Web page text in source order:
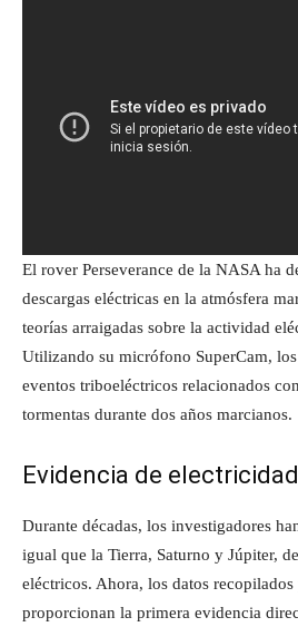
El rover Perseverance de la NASA ha
descargas eléctricas en la atmósfera
teorías arraigadas sobre la actividad
Utilizando su micrófono SuperCam,
eventos triboeléctricos relacionados
tormentas durante dos años marcianos.
Evidencia de
Durante décadas, los investigadores
igual que la Tierra, Saturno y Júpiter,
eléctricos. Ahora, los datos recopilados
proporcionan la primera evidencia